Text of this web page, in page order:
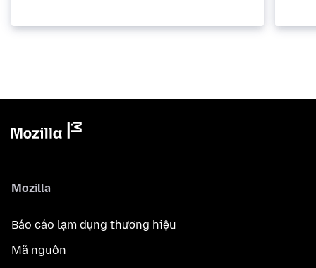
Mozilla
Báo cáo lạm dụng thương hiệu
Mã nguồn